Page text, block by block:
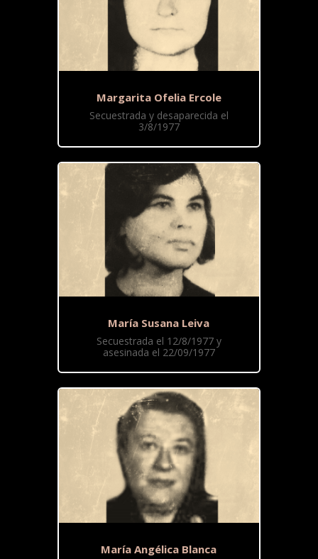
Margarita Ofelia Ercole
Secuestrada y desaparecida el
3/8/1977
María Susana Leiva
Secuestrada el 12/8/1977 y
asesinada el 22/09/1977
María Angélica Blanca